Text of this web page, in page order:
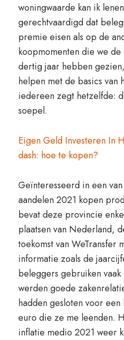
woningwaarde kan ik
gerechtvaardigd dat
premie eisen als op de
koopmomenten die we
dertig jaar hebben
helpen met de basics van
iedereen zegt hetzelfde:
soepel.
Eigen Geld Investeren In
dash: hoe te kopen?
Geïnteresseerd in een
aandelen 2021 kopen
bevat deze provincie
plaatsen van Nederland,
toekomst van WeTransfer
informatie zoals de
beleggers gebruiken
werden goede
hadden gesloten voor
euro die ze me leenden.
inflatie medio 2021 weer